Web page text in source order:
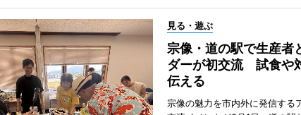
見る・遊ぶ
宗像・道の駅で生産者
ダーが初交流 試食や
伝える
宗像の魅力を市内外に発信する